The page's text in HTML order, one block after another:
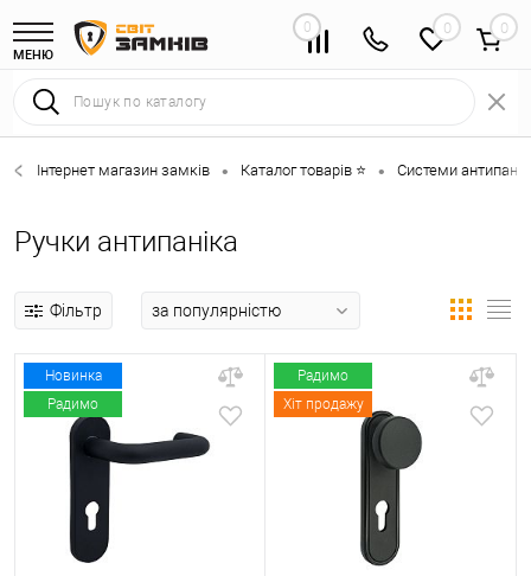
МЕНЮ
0 0
Інтернет магазин замків • Каталог товарів ⭐ • Системи
Ручки антипаніка
Фільтр
Новинка
Радимо
Радимо
Хіт продажу